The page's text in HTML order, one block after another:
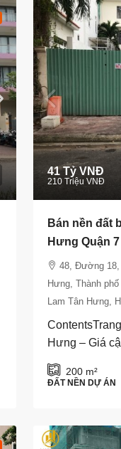
41 Tỷ VNĐ
210 Triệu VNĐ
Bán nền đất
Hưng Quận
48, Đường 18,
Hưng, Thành
Lam Tân Hưng,
Hưng – Giá
200m²
ĐẤT NỀN DỰ ÁN